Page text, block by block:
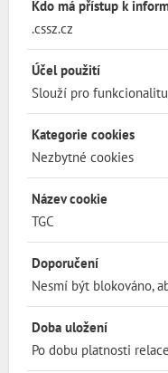
Kdo má přístup k
.cssz.cz
Účel použití
Slouží pro
Kategorie cookies
Nezbytné cookies
Název cookie
TGC
Doporučení
Nesmí být blokováno,
Doba uložení
Po dobu platnosti